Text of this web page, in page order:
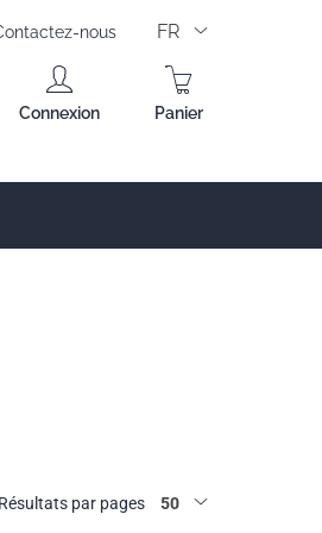
nous FR
Connexion Panier
Résultats par pages 50